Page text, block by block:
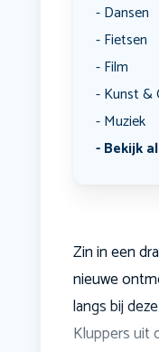
Dansen
Fietsen
Film
Kunst &
Muziek
Bekijk
Zin in een
nieuwe
langs bij
Kluppers uit